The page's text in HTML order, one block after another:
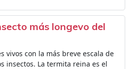
más longevo del
vivos con la más breve escala de
insectos. La termita reina es el